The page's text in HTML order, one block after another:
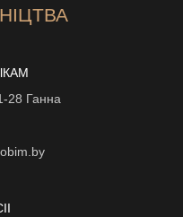
28 Ганна